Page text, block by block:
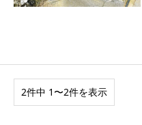
2件中 1〜2件を表示